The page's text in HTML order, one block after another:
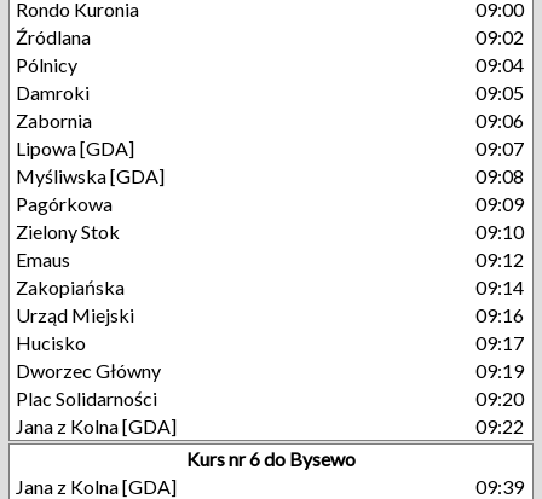
Rondo Kuronia
09:00
Źródlana
09:02
Pólnicy
09:04
Damroki
09:05
Zabornia
09:06
Lipowa [GDA]
09:07
Myśliwska [GDA]
09:08
Pagórkowa
09:09
Zielony Stok
09:10
Emaus
09:12
Zakopiańska
09:14
Urząd Miejski
09:16
Hucisko
09:17
Dworzec Główny
09:19
Plac Solidarności
09:20
Jana z Kolna [GDA]
09:22
Kurs nr 6 do Bysewo
Jana z Kolna [GDA]
09:39